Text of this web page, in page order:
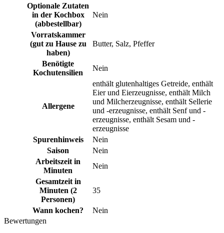
Optionale Zutaten
in der Kochbox
(abbestellbar)
Nein
Vorratskammer
(gut zu Hause zu
haben)
Butter, Salz, Pfeffer
Benötigte
Kochutensilien
Nein
Allergene
enthält glutenhaltiges Getreide, enthält
Eier und Eierzeugnisse, enthält Milch
und Milcherzeugnisse, enthält Sellerie
und -erzeugnisse, enthält Senf und -
erzeugnisse, enthält Sesam und -
erzeugnisse
Spurenhinweis
Nein
Saison
Nein
Arbeitszeit in
Minuten
Nein
Gesamtzeit in
Minuten (2
Personen)
35
Wann kochen?
Nein
Bewertungen